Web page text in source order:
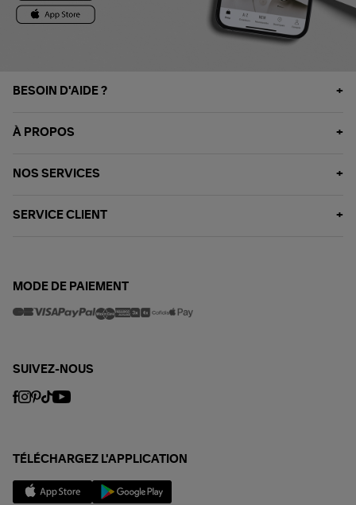
BESOIN D'AIDE ?
À PROPOS
NOS SERVICES
SERVICE CLIENT
MODE DE PAIEMENT
SUIVEZ-NOUS
TÉLÉCHARGEZ L'APPLICATION